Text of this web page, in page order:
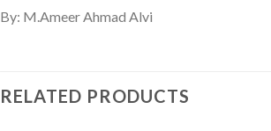
By: M.Ameer Ahmad Alvi
RELATED PRODUCTS